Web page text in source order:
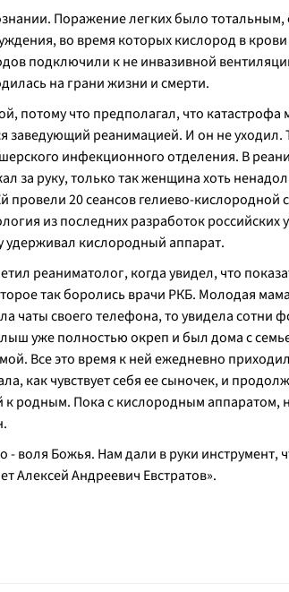
Поражение легких было тотальным,
во время которых кислород в
подключили к не инвазивной
на грани жизни и смерти.
потому что предполагал, что катастрофа
заведующий реанимацией. И он не уходил.
инфекционного отделения. В
за руку, только так женщина хоть
провели 20 сеансов гелиево-
из последних разработок
удерживал кислородный аппарат.
реаниматолог, когда увидел, что
так боролись врачи РКБ. Молодая
чаты своего телефона, то увидела
уже полностью окреп и был дома с
Все это время к ней ежедневно
как чувствует себя ее сыночек, и
родным. Пока с кислородным аппаратом,
- воля Божья. Нам дали в руки
Алексей Андреевич Евстратов».